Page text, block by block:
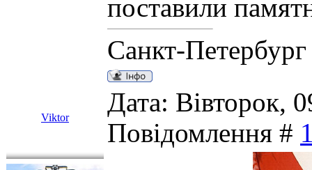
поставили
Санкт-Петербург
Viktor
Дата: Вівторок,
Повідомлення #